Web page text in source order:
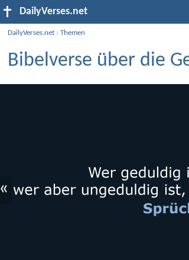
DailyVerses.net
DailyVerses.net ›Themen
Bibelverse über die
«